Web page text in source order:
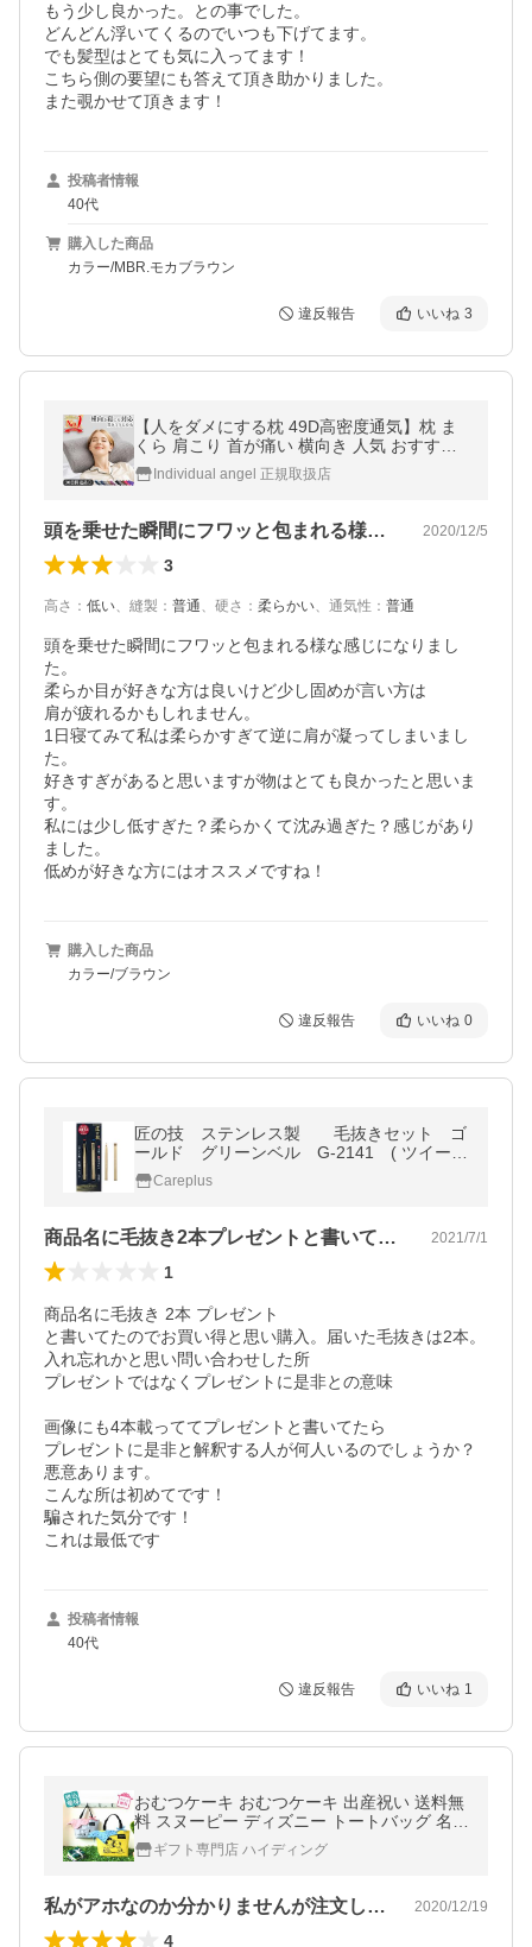
もう少し良かった。との事でした。
どんどん浮いてくるのでいつも下げてます。
でも髪型はとても気に入ってます！
こちら側の要望にも答えて頂き助かりました。
また覗かせて頂きます！
投稿者情報
40代
購入した商品
カラー/MBR.モカブラウン
違反報告 いいね 3
【人をダメにする枕 49D高密度通気】枕 ま
くら 肩こり 首が痛い 横向き 人気 おすすめ
低反発 首痛 頭痛 敬老の日 安眠 送料無料 い
びき ストレートネック ★
Individual angel 正規取扱店
頭を乗せた瞬間にフワッと包まれる様な感… 2020/12/5
3
高さ ： 低い、 縫製 ： 普通、 硬さ ： 柔らかい、 通気性 ： 普通
頭を乗せた瞬間にフワッと包まれる様な感じになりまし
た。
柔らか目が好きな方は良いけど少し固めが言い方は
肩が疲れるかもしれません。
1日寝てみて私は柔らかすぎて逆に肩が凝ってしまいまし
た。
好きすぎがあると思いますが物はとても良かったと思いま
す。
私には少し低すぎた？柔らかくて沈み過ぎた？感じがあり
ました。
低めが好きな方にはオススメですね！
購入した商品
カラー/ブラウン
違反報告 いいね 0
匠の技 ステンレス製 毛抜きセット ゴ
ールド グリーンベル G-2141 ( ツイーザ
ー 眉毛 ムダ毛 毛抜き ) ポスト投函
送料無料
Careplus
商品名に毛抜き2本プレゼントと書いてた… 2021/7/1
1
商品名に毛抜き 2本 プレゼント
と書いてたのでお買い得と思い購入。届いた毛抜きは2本。
入れ忘れかと思い問い合わせした所
プレゼントではなくプレゼントに是非との意味
画像にも4本載っててプレゼントと書いてたら
プレゼントに是非と解釈する人が何人いるのでしょうか？
悪意あります。
こんな所は初めてです！
騙された気分です！
これは最低です
投稿者情報
40代
違反報告 いいね 1
おむつケーキ おむつケーキ 出産祝い 送料無
料 スヌーピー ディズニー トートバッグ 名前
入れ クリスマス 爆買
ギフト専門店 ハイディング
私がアホなのか分かりませんが注文しにく… 2020/12/19
4